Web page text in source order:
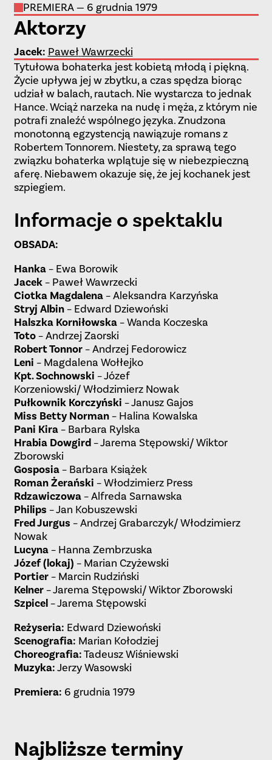
PREMIERA — 6 grudnia 1979
Aktorzy
Jacek: Paweł Wawrzecki
Tytułowa bohaterka jest kobietą młodą i piękną.
Życie upływa jej w zbytku, a czas spędza biorąc
udział w balach, rautach. Nie wystarcza to jednak
Hance. Wciąż narzeka na nudę i męża, z którym nie
potrafi znaleźć wspólnego języka. Znudzona
monotonną egzystencją nawiązuje romans z
Robertem Tonnorem. Niestety, za sprawą tego
związku bohaterka wplątuje się w niebezpieczną
aferę. Niebawem okazuje się, że jej kochanek jest
szpiegiem.
Informacje o spektaklu
OBSADA:
Hanka– Ewa Borowik
Jacek– Paweł Wawrzecki
Ciotka Magdalena– Aleksandra Karzyńska
Stryj Albin– Edward Dziewoński
Halszka Korniłowska– Wanda Koczeska
Toto– Andrzej Zaorski
Robert Tonnor– Andrzej Fedorowicz
Leni – Magdalena Wołłejko
Kpt. Sochnowski – Józef
Korzeniowski/ Włodzimierz Nowak
Pułkownik Korczyński – Janusz Gajos
Miss Betty Norman– Halina Kowalska
Pani Kira– Barbara Rylska
Hrabia Dowgird– Jarema Stępowski/ Wiktor
Zborowski
Gosposia– Barbara Książek
Roman Żerański – Włodzimierz Press
Rdzawiczowa– Alfreda Sarnawska
Philips – Jan Kobuszewski
Fred Jurgus – Andrzej Grabarczyk/ Włodzimierz
Nowak
Lucyna– Hanna Zembrzuska
Józef (lokaj) – Marian Czyżewski
Portier– Marcin Rudziński
Kelner– Jarema Stępowski/ Wiktor Zborowski
Szpicel– Jarema Stępowski
Reżyseria: Edward Dziewoński
Scenografia: Marian Kołodziej
Choreografia:Tadeusz Wiśniewski
Muzyka:Jerzy Wasowski
Premiera: 6 grudnia 1979
Najbliższe terminy